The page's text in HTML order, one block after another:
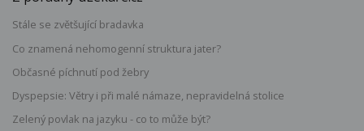
Stále se zvětšující bradavka
Co znamená nehomogenní struktura jater?
Občasné píchnutí pod žebry
Dyspepsie: Větry i při malé námaze, nepravidelná stolice
Zelený povlak na jazyku - co to může být?